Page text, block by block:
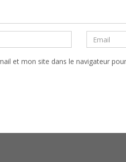
et mon site dans le navigateur